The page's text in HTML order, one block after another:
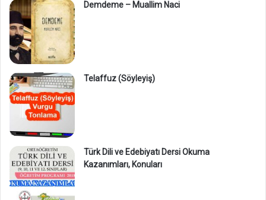
Demdeme – Muallim Naci
Telaffuz (Söyleyiş)
Türk Dili ve Edebiyatı Dersi Okuma
Kazanımları, Konuları